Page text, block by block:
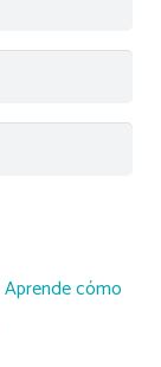
Aprende cómo